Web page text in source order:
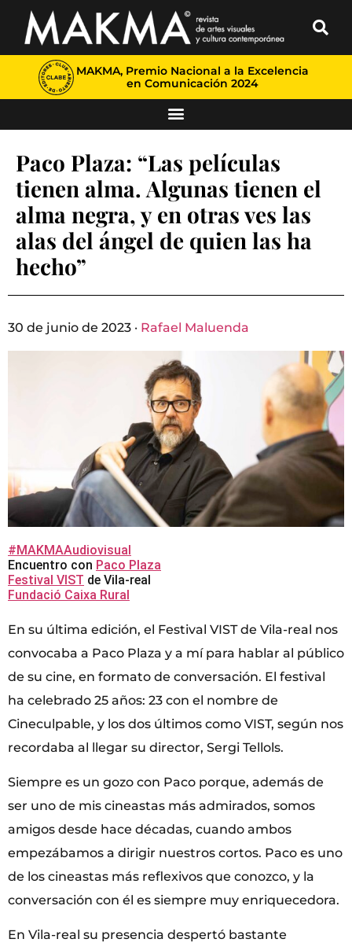
MAKMA, Premio Nacional a la Excelencia
en Comunicación 2024
Paco Plaza: “Las películas
tienen alma. Algunas tienen el
alma negra, y en otras ves las
alas del ángel de quien las ha
hecho”
30 de junio de 2023 · Rafael Maluenda
#MAKMAAudiovisual
Encuentro con Paco Plaza
Festival VIST de Vila-real
Fundació Caixa Rural
En su última edición, el Festival VIST de Vila-real nos
convocaba a Paco Plaza y a mí para hablar al público
de su cine, en formato de conversación. El festival
ha celebrado 25 años: 23 con el nombre de
Cineculpable, y los dos últimos como VIST, según nos
recordaba al llegar su director, Sergi Tellols.
Siempre es un gozo con Paco porque, además de
ser uno de mis cineastas más admirados, somos
amigos desde hace décadas, cuando ambos
empezábamos a dirigir nuestros cortos. Paco es uno
de los cineastas más reflexivos que conozco, y la
conversación con él es siempre muy enriquecedora.
En Vila-real su presencia despertó bastante